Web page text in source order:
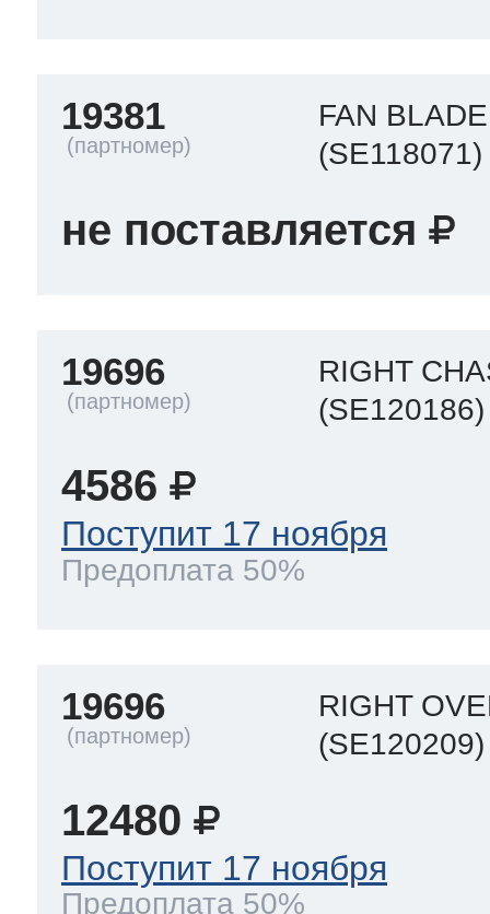
19381
FAN
(SE118071)
не поставляется
19696
RIGHT
(SE120186)
4586
Поступит 17 ноября
Предоплата 50%
19696
RIGHT
(SE120209)
12480
Поступит 17 ноября
Предоплата 50%